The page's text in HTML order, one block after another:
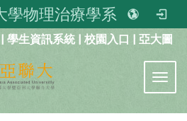
學物理治療學系
| 學生資訊系統 | 校園入口 | 亞大圖